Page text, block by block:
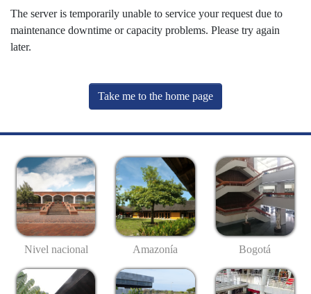
The server is temporarily unable to service your request due to
maintenance downtime or capacity problems. Please try again
later.
Take me to the home page
Nivel nacional Amazonía Bogotá